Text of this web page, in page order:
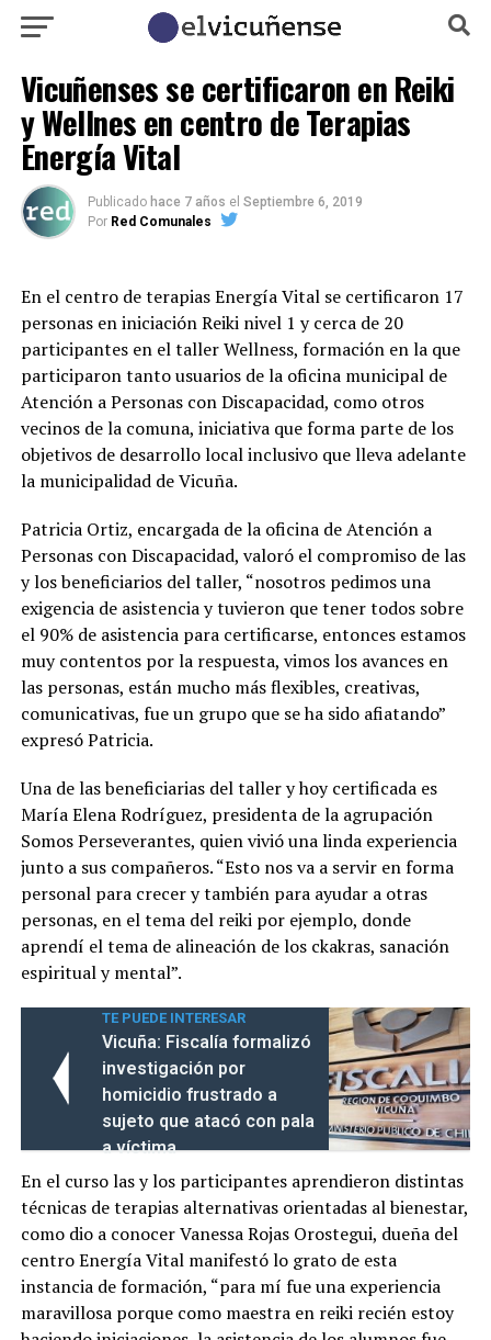
Vicuñenses se certificaron en Reiki
y Wellnes en centro de Terapias
Energía Vital
Publicado hace 7 años el Septiembre 6, 2019
Por Red Comunales
En el centro de terapias Energía Vital se certificaron 17
personas en iniciación Reiki nivel 1 y cerca de 20
participantes en el taller Wellness, formación en la que
participaron tanto usuarios de la oficina municipal de
Atención a Personas con Discapacidad, como otros
vecinos de la comuna, iniciativa que forma parte de los
objetivos de desarrollo local inclusivo que lleva adelante
la municipalidad de Vicuña.
Patricia Ortiz, encargada de la oficina de Atención a
Personas con Discapacidad, valoró el compromiso de las
y los beneficiarios del taller, “nosotros pedimos una
exigencia de asistencia y tuvieron que tener todos sobre
el 90% de asistencia para certificarse, entonces estamos
muy contentos por la respuesta, vimos los avances en
las personas, están mucho más flexibles, creativas,
comunicativas, fue un grupo que se ha sido afiatando”
expresó Patricia.
Una de las beneficiarias del taller y hoy certificada es
María Elena Rodríguez, presidenta de la agrupación
Somos Perseverantes, quien vivió una linda experiencia
junto a sus compañeros. “Esto nos va a servir en forma
personal para crecer y también para ayudar a otras
personas, en el tema del reiki por ejemplo, donde
aprendí el tema de alineación de los ckakras, sanación
espiritual y mental”.
TE PUEDE INTERESAR
Vicuña: Fiscalía formalizó
investigación por
homicidio frustrado a
sujeto que atacó con pala
a víctima
En el curso las y los participantes aprendieron distintas
técnicas de terapias alternativas orientadas al bienestar,
como dio a conocer Vanessa Rojas Orostegui, dueña del
centro Energía Vital manifestó lo grato de esta
instancia de formación, “para mí fue una experiencia
maravillosa porque como maestra en reiki recién estoy